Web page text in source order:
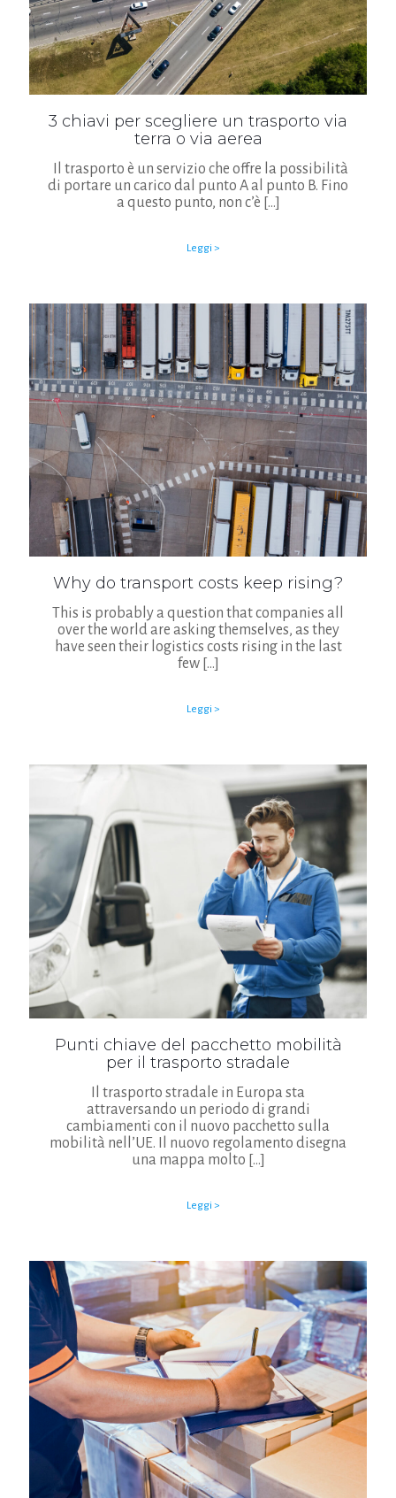
3 chiavi per scegliere un trasporto via
terra o via aerea
Il trasporto è un servizio che offre la possibilità
di portare un carico dal punto A al punto B. Fino
a questo punto, non c’è […]
Leggi >
Why do transport costs keep rising?
This is probably a question that companies all
over the world are asking themselves, as they
have seen their logistics costs rising in the last
few[…]
Leggi >
Punti chiave del pacchetto mobilità
per il trasporto stradale
Il trasporto stradale in Europa sta
attraversando un periodo di grandi
cambiamenti con il nuovo pacchetto sulla
mobilità nell’UE. Il nuovo regolamento disegna
una mappa molto […]
Leggi >